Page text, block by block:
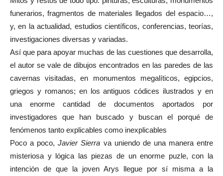
funerarios, fragmentos de materiales llegados del espacio…,
y, en la actualidad, estudios científicos, conferencias, teorías,
investigaciones diversas y variadas.
Así que para apoyar muchas de las cuestiones que desarrolla,
el autor se vale de dibujos encontrados en las paredes de las
cavernas visitadas, en monumentos megalíticos, egipcios,
griegos y romanos; en los antiguos códices ilustrados y en
una enorme cantidad de documentos aportados por
investigadores que han buscado y buscan el porqué de
fenómenos tanto explicables como inexplicables
Poco a poco,Javier Sierra va uniendo de una manera entre
misteriosa y lógica las piezas de un enorme puzle, con la
intención de que la joven Arys llegue por sí misma a la